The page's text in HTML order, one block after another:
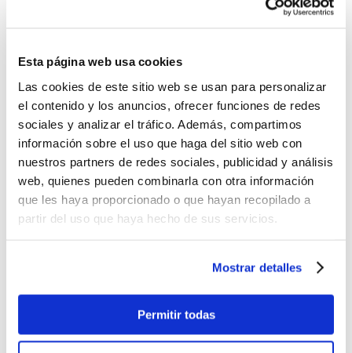
Esta página web usa cookies
Las cookies de este sitio web se usan para personalizar
el contenido y los anuncios, ofrecer funciones de redes
sociales y analizar el tráfico. Además, compartimos
información sobre el uso que haga del sitio web con
nuestros partners de redes sociales, publicidad y análisis
web, quienes pueden combinarla con otra información
que les haya proporcionado o que hayan recopilado a
partir del uso que haya hecho de sus servicios.
Mostrar detalles
Permitir todas
-
+
Pizarra